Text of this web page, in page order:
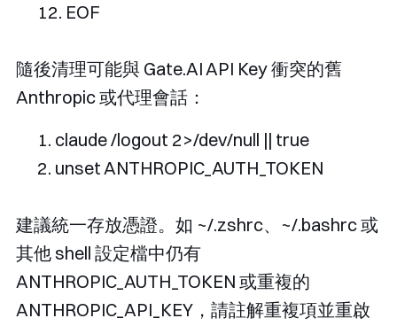
EOF
隨後清理可能與 Gate.AI API Key 衝突的舊
Anthropic 或代理會話：
claude /logout 2>/dev/null || true
unset ANTHROPIC_AUTH_TOKEN
建議統一存放憑證。如 ~/.zshrc、 ~/.bashrc或
其他 shell 設定檔中仍有
ANTHROPIC_AUTH_TOKEN 或重複的
ANTHROPIC_API_KEY ，請註解重複項並重啟